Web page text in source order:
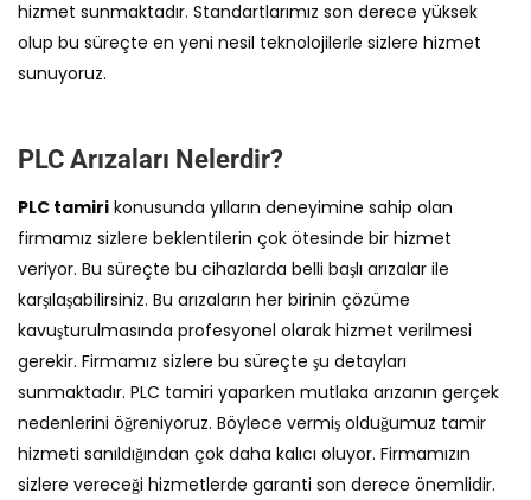
hizmet sunmaktadır. Standartlarımız son derece yüksek
olup bu süreçte en yeni nesil teknolojilerle sizlere hizmet
sunuyoruz.
PLC Arızaları Nelerdir?
PLC tamiri konusunda yılların deneyimine sahip olan
firmamız sizlere beklentilerin çok ötesinde bir hizmet
veriyor. Bu süreçte bu cihazlarda belli başlı arızalar ile
karşılaşabilirsiniz. Bu arızaların her birinin çözüme
kavuşturulmasında profesyonel olarak hizmet verilmesi
gerekir. Firmamız sizlere bu süreçte şu detayları
sunmaktadır. PLC tamiri yaparken mutlaka arızanın gerçek
nedenlerini öğreniyoruz. Böylece vermiş olduğumuz tamir
hizmeti sanıldığından çok daha kalıcı oluyor. Firmamızın
sizlere vereceği hizmetlerde garanti son derece önemlidir.